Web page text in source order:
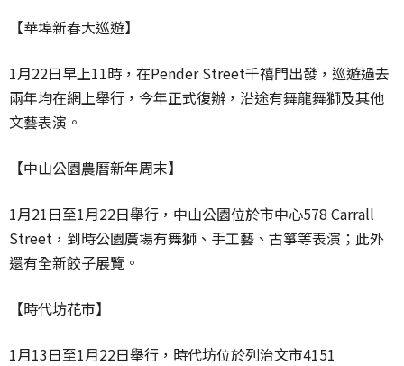
【華埠新春大巡遊】
1月22日早上11時，在Pender Street千禧門出發，巡遊過去
兩年均在網上舉行，今年正式復辦，沿途有舞龍舞獅及其他
文藝表演。
【中山公園農曆新年周末】
1月21日至1月22日舉行，中山公園位於市中心578 Carrall
Street，到時公園廣場有舞獅、手工藝、古箏等表演；此外
還有全新餃子展覽。
【時代坊花市】
1月13日至1月22日舉行，時代坊位於列治文市4151